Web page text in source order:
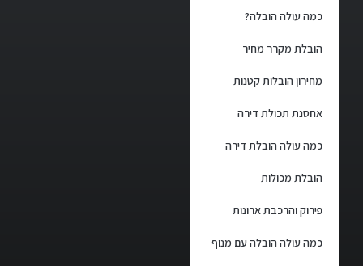
כמה עולה הובלה?
הובלת מקרר מחיר
מחירון הובלות קטנות
אחסנת תכולת דירה
כמה עולה הובלת דירה
הובלת מכולות
פירוק והרכבת ארונות
כמה עולה הובלה עם מנוף